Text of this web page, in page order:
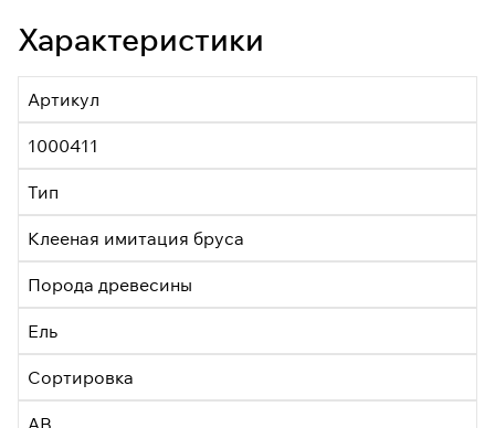
Характеристики
Артикул
1000411
Тип
Клееная имитация бруса
Порода древесины
Ель
Сортировка